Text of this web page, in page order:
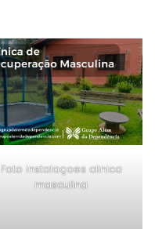
Foto instalaçoes clinica
masculina